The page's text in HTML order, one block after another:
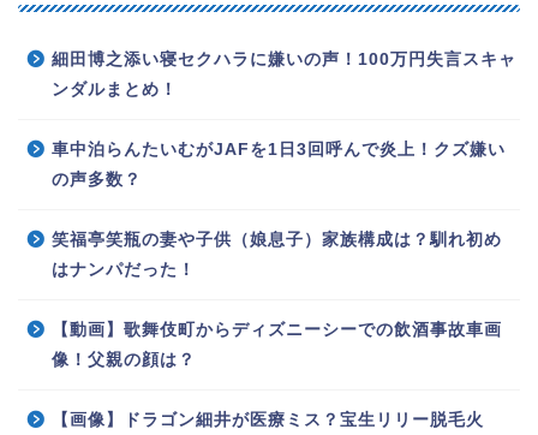
細田博之添い寝セクハラに嫌いの声！100万円失言スキャ
ンダルまとめ！
車中泊らんたいむがJAFを1日3回呼んで炎上！クズ嫌い
の声多数？
笑福亭笑瓶の妻や子供（娘息子）家族構成は？馴れ初め
はナンパだった！
【動画】歌舞伎町からディズニーシーでの飲酒事故車画
像！父親の顔は？
【画像】ドラゴン細井が医療ミス？宝生リリー脱毛火